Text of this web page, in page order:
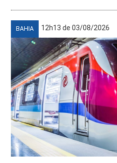
BAHIA 12h13 de 03/08/2026